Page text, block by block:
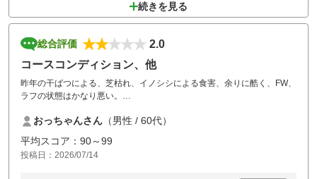
続きを見る
総合評価
2.0
コースコンディション、他
昨年の干ばつによる、芝枯れ、イノシシによる食害、余りに酷く、FW、
ラフの状態はかなり悪い。
には打てず。
グリーンはというと、見た目は均一性のあるそれなりのコンディション
だけど、4,２ミリカットのソフトな状態は、とにかく遅い。
おっちゃんさん （男性 / 60代）
平均スコア：90～99
投稿日：2026/07/14